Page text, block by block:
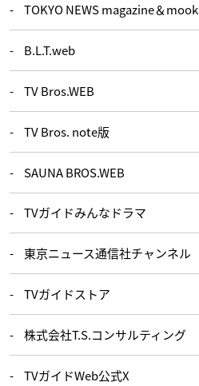
TOKYO NEWS magazine＆mook
B.L.T.web
TV Bros.WEB
TV Bros. note版
SAUNA BROS.WEB
TVガイドみんなドラマ
東京ニュース通信社チャンネル
TVガイドストア
株式会社T.S.コンサルティング
TVガイドWeb公式X